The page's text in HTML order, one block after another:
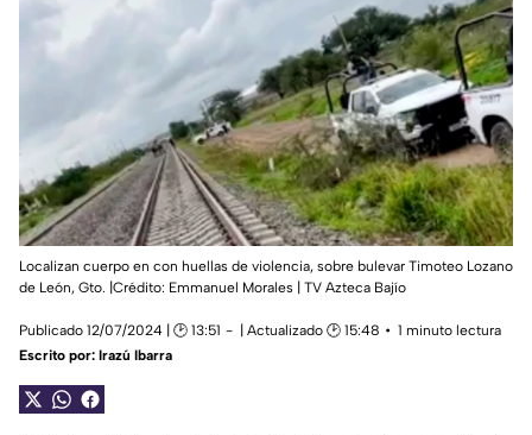
Localizan cuerpo en con huellas de violencia, sobre bulevar Timoteo Lozano
de León, Gto. |Crédito: Emmanuel Morales | TV Azteca Bajío
Publicado 12/07/2024 | 🕑 13:51 | Actualizado 🕑 15:48
1 minuto lectura
Escrito por: Irazú Ibarra